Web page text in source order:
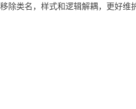
除类名，样式和逻辑解耦，更好维